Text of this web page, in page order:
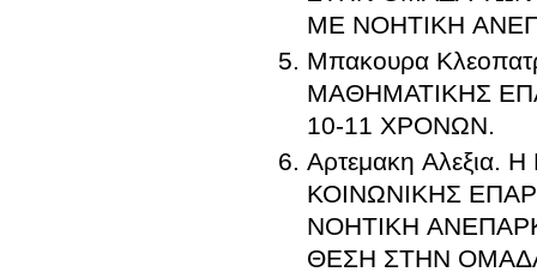
ΜΕ ΝΟΗΤΙΚΗ
Μπακουρα
ΜΑΘΗΜΑΤΙΚΗΣ
10-11 ΧΡΟΝΩΝ.
Αρτεμακη
ΚΟΙΝΩΝΙΚΗΣ
ΝΟΗΤΙΚΗ
ΘΕΣΗ ΣΤΗΝ